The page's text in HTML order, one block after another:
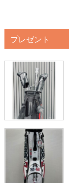
プレゼント